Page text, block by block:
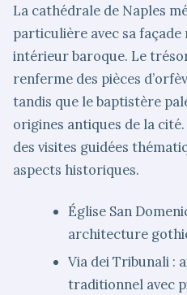
La cathédrale de Naples
particulière avec sa
intérieur baroque. Le
renferme des pièces
tandis que le baptistère
origines antiques de la
des visites guidées
aspects historiques.
Église San
architecture
Via dei Tribunali :
traditionnel avec